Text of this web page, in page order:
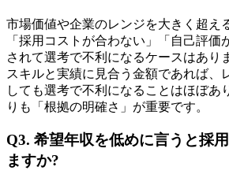
市場価値や企業のレンジを大きく超え
「採用コストが合わない」「自己評価
されて選考で不利になるケースはあり
スキルと実績に見合う金額であれば、
しても選考で不利になることはほぼあ
りも「根拠の明確さ」が重要です。
Q3. 希望年収を低めに言うと採
ますか?